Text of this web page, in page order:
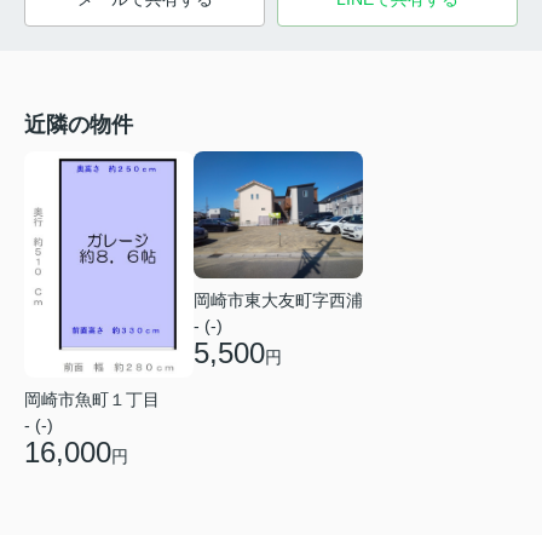
近隣の物件
岡崎市魚町１丁目
- (-)
16,000円
岡崎市東大友町字西浦
- (-)
5,500円